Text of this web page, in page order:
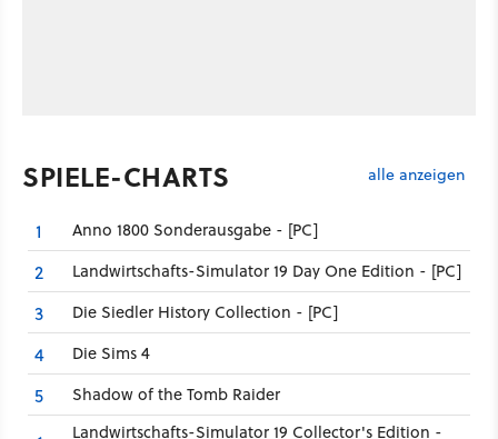
SPIELE-CHARTS alle anzeigen
1 Anno 1800 Sonderausgabe - [PC]
2 Landwirtschafts-Simulator 19 Day One Edition - [PC]
3 Die Siedler History Collection - [PC]
4 Die Sims 4
5 Shadow of the Tomb Raider
Landwirtschafts-Simulator 19 Collector's Edition -